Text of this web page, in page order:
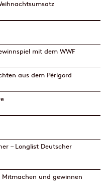
mit dem WWF
aus dem Périgord
– Longlist Deutscher
Mitmachen und gewinnen